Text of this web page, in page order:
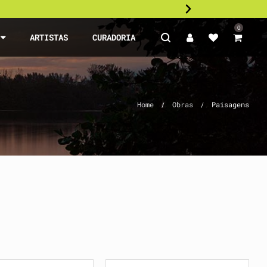
0
ARTISTAS CURADORIA
Home / Obras / Paisagens